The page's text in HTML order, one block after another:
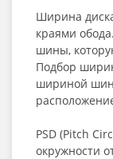
Ширина
краями
шины,
Подбор
шириной
PSD (Pitch
окружности